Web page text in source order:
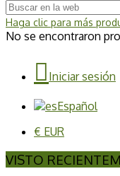
Haga clic para más
No se encontraron
Iniciar sesión
Español
€ EUR
VISTO